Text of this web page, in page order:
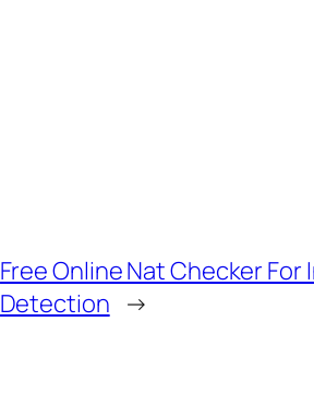
Free Online Nat Checker
Detection →